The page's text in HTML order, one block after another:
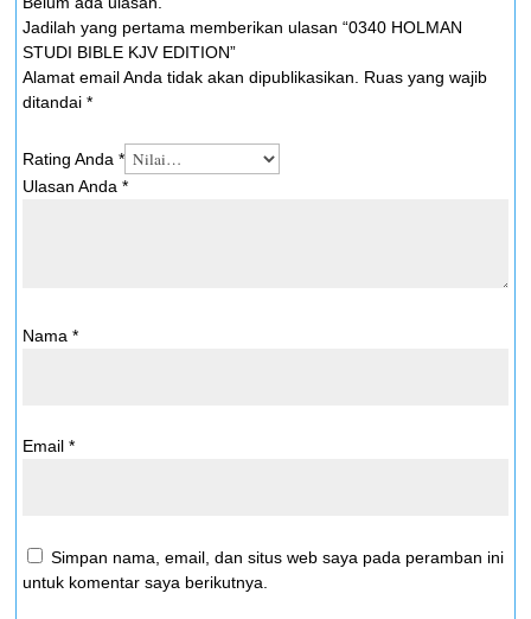
Jadilah yang pertama memberikan ulasan “0340 HOLMAN
STUDI BIBLE KJV EDITION”
Alamat email Anda tidak akan dipublikasikan.
Ruas yang wajib
ditandai *
Rating Anda *
Ulasan Anda *
Nama *
Email *
Simpan nama, email, dan situs web saya pada peramban ini
untuk komentar saya berikutnya.